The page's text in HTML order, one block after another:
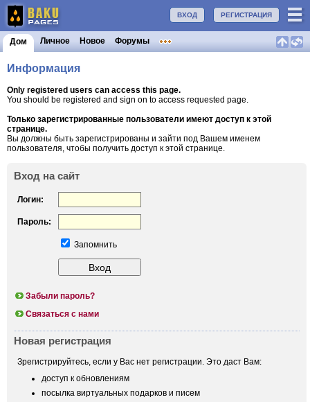
РЕГИСТРАЦИЯ
ВХОД
Дом Личное Новое Форумы
Информация
Only registered users can access this page.
You should be registered and sign on to access requested page.
Только зарегистрированные пользователи имеют доступ к этой
странице.
Вы должны быть зарегистрированы и зайти под Вашем именем
пользователя, чтобы получить доступ к этой странице.
Вход на сайт
Логин:
Пароль:
Запомнить
Забыли пароль?
Связаться с нами
Новая регистрация
Зрегистрируйтесь, если у Вас нет регистрации. Это даст Вам:
доступ к обновлениям
посылка виртуальных подарков и писем